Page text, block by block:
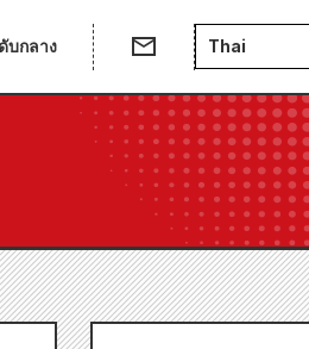
บกลาง Thai